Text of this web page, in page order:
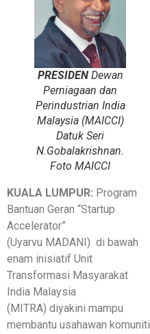
PRESIDEN Dewan
Perniagaan dan
Perindustrian India
Malaysia (MAICCI)
Datuk Seri
N.Gobalakrishnan.
Foto MAICCI
KUALA LUMPUR: Program
Bantuan Geran “Startup
Accelerator”
(Uyarvu MADANI) di bawah
enam inisiatif Unit
Transformasi Masyarakat
India Malaysia
(MITRA) diyakini mampu
membantu usahawan komuniti